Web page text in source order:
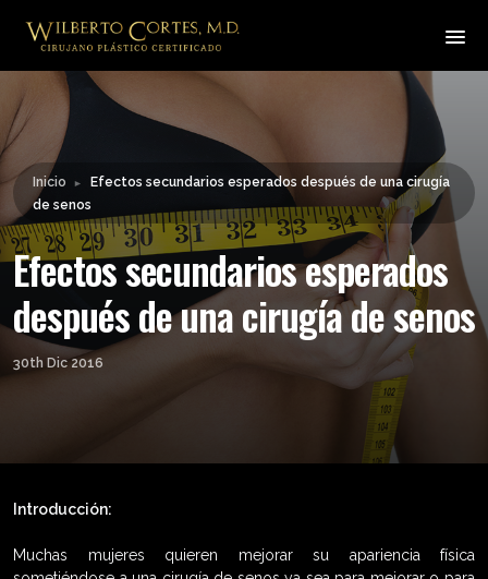
Leyendo: Efectos secundarios
esperados después de una
Inicio ►
Efectos secundarios esperados después de una cirugía
de senos
Efectos secundarios esperados
después de una cirugía de senos
30th Dic 2016
Introducción:
Muchas mujeres quieren mejorar su apariencia física